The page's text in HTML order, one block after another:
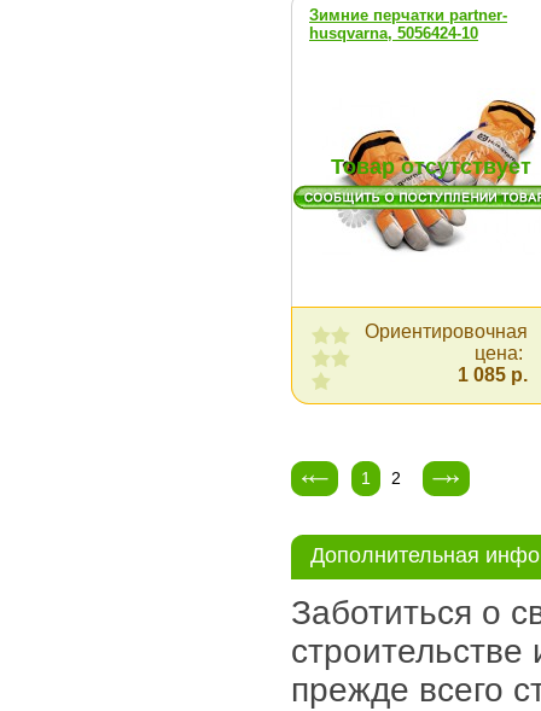
Зимние перчатки partner-
husqvarna, 5056424-10
Товар отсутствует
Ориентировочная
цена:
1 085 р.
1 2
Дополнительная
Заботиться о
прежде всего